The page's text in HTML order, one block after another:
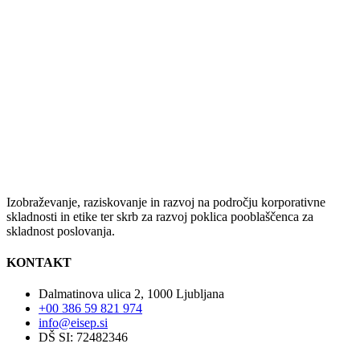
Izobraževanje, raziskovanje in razvoj na področju korporativne
skladnosti in etike ter skrb za razvoj poklica pooblaščenca za
skladnost poslovanja.
KONTAKT
Dalmatinova ulica 2, 1000 Ljubljana
+00 386 59 821 974
info@eisep.si
DŠ SI: 72482346